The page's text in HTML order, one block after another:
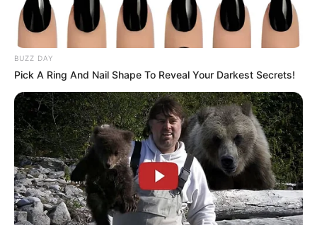
BUZZ DAY
Pick A Ring And Nail Shape To Reveal Your Darkest Secrets!